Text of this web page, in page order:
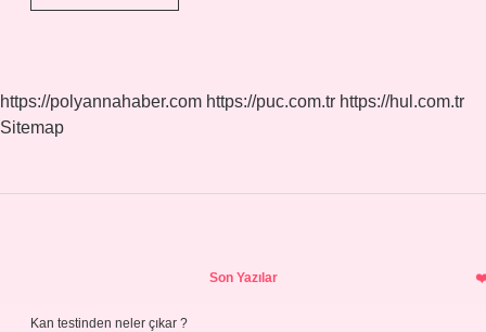
Için
https://polyannahaber.com https://puc.com.tr https://hul.com.tr
Sitemap
Son Yazılar
Kan testinden neler çıkar ?